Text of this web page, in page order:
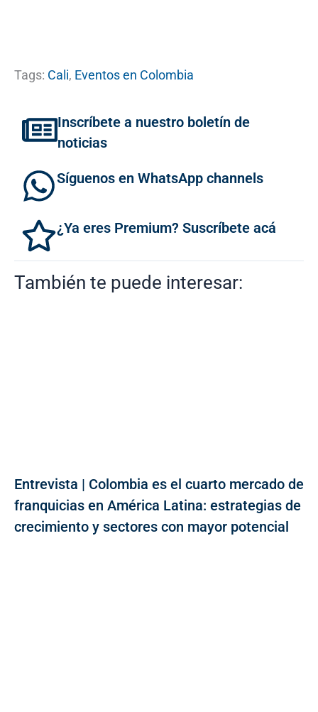
Tags: Cali, Eventos en Colombia
Inscríbete a nuestro boletín de
noticias
Síguenos en WhatsApp channels
¿Ya eres Premium? Suscríbete acá
También te puede interesar:
Entrevista | Colombia es el cuarto mercado de
franquicias en América Latina: estrategias de
crecimiento y sectores con mayor potencial